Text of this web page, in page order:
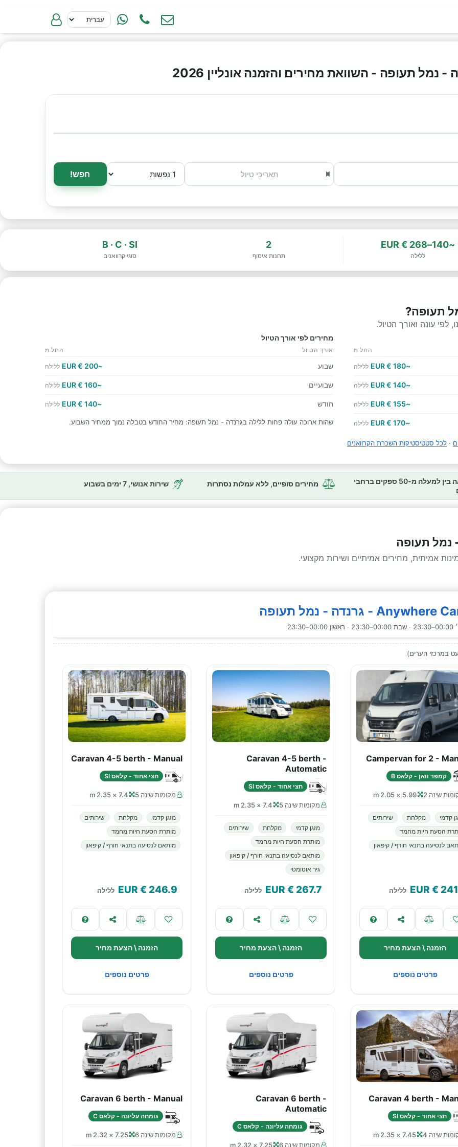
תעופה - השוואת מחירים והזמנה אונליין 2026
חפש!
~140–268 € EUR
ללילה
2
תחנות איסוף
B · C · SI
סוגי קרוואנים
תעופה?
לפי עונה ואורך הטיול.
החל מ
~180 € EUR ללילה
~140 € EUR ללילה
~155 € EUR ללילה
~170 € EUR ללילה
מחירים לפי אורך הטיול
אורך הטיול החל מ
שבוע ~200 € EUR ללילה
שבועיים ~160 € EUR ללילה
חודש ~140 € EUR ללילה
שהות ארוכה עולה פחות ללילה בגרנדה - נמל תעופה: מחיר החודש בטבלה נמוך ממחיר השבוע.
· לכל סטטיסטיקות השכרת הקרוואנים
השוואה בין למעלה מ-50 ספקים ברחבי
מחירים סופיים, ללא עמלות נסתרות שירות אנושי, 7 ימים בשבוע
- נמל תעופה
אמיתית, מחירים אמיתיים ושירות מקצועי.
במרכזי הערים)
Campervan for 2 -
קמפר וואן - קלאס B
שינה 2 5.99 × 2.05 m
קדמי מקלחת
שירותים
הסעת חיות מחמד
לנסיעה בתנאי חורף / קיפאון
€ EUR ללילה
הזמנה \ הצעת מחיר
פרטים נוספים
Caravan 4-5 berth -
Automatic
חצי אחוד - קלאס SI
מקומות שינה 5 7.4 × 2.35 m
מזגן קדמי מקלחת
שירותים
מותרת הסעת חיות מחמד
מותאם לנסיעה בתנאי חורף / קיפאון
גיר אוטומטי
267.7
€ EUR ללילה
הזמנה \ הצעת מחיר
פרטים נוספים
Caravan 4-5 berth - Manual
חצי אחוד - קלאס SI
מקומות שינה 5 7.4 × 2.35 m
מזגן קדמי מקלחת
שירותים
מותרת הסעת חיות מחמד
מותאם לנסיעה בתנאי חורף / קיפאון
246.9
€ EUR ללילה
הזמנה \ הצעת מחיר
פרטים נוספים
Caravan 4 berth -
חצי אחוד - קלאס SI
שינה 4 7.45 × 2.35 m
Caravan 6 berth -
Automatic
גומחה עליונה - קלאס C
מקומות שינה 6 7.25 × 2.32 m
Caravan 6 berth - Manual
גומחה עליונה - קלאס C
מקומות שינה 6 7.25 × 2.32 m